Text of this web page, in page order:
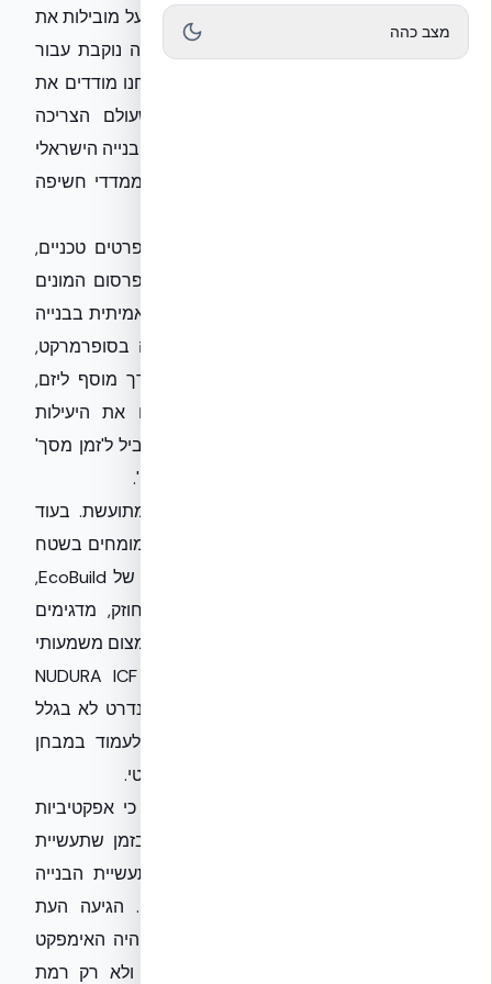
רייטינג כמו 'הזמר במסכה' או שידורי ליגת העל מובילות את
מדדי האפקטיביות בפרסום, מעוררים שאלה נוקבת עבור
העוסקים בענף הבנייה והתשתיות: האם אנחנו מודדים את
ההצלחה שלנו בכלים הנכונים? בעוד שעולם הצריכה
הפרטית רודף אחרי 'עיניים על המסך', ענף הבנייה הישראלי
ניצב בפני אתגר שונה בתכלית – המעבר ממדדי חשיפה
בענף שבו החלטות מתקבלות על סמך מפרטים טכניים,
עמידות ותקינה, הניסיון להחיל מודלים של פרסום המונים
לעיתים מחטיא את המטרה. האפקטיביות האמיתית בבנייה
אינה נמדדת בזיהוי מותג רגע לפני הקנייה בסופרמרקט,
אלא ביכולת של פתרון טכנולוגי להעניק ערך מוסף ליזם,
לקבלן ובסופו של דבר לדייר. כשבוחנים את היעילות
האנרגטית ואת מהירות הביצוע, המדד המקביל ל'זמן מסך'
בעולם שלנו הוא 'זמן אתר' ו'עלות מחזור חיים'.
קחו לדוגמה את תחום הבנייה הירוקה והמתועשת. בעוד
שהפרסום המסורתי מתמקד באסתטיקה, המומחים בשטח
מחפשים יעילות תפעולית. פתרונות כמו אלו של EcoBuild,
המשלבים טכנולוגיות מתקדמות לבידוד וחוזק, מדגימים
מדד אפקטיביות שונה: קיצור לוחות זמנים וצמצום משמעותי
של גשרי קור. שימוש במערכות כדוגמת NUDURA ICF
ממחיש כיצד חדשנות הנדסית הופכת לסטנדרט לא בגלל
קמפיין כזה או אחר, אלא בזכות היכולת לעמוד במבחן
התוצאה של הדירוג האנרגטי והבידוד האקוסטי.
לסיכום, על מקבלי ההחלטות בענף להבין כי אפקטיביות
בבנייה היא פונקציה של אמון ומקצועיות. בזמן שתעשיית
הבידור נשענת על אפקט ה'וואו' המיידי, תעשיית הבנייה
חייבת להישען על ה'ביצועים' המצטברים. הגיעה העת
שהמדד לקביעת הצלחתו של מוצר בנייה יהיה האימפקט
שלו על קיימות המבנה ואיכות החיים בו, ולא רק רמת
מצב כהה